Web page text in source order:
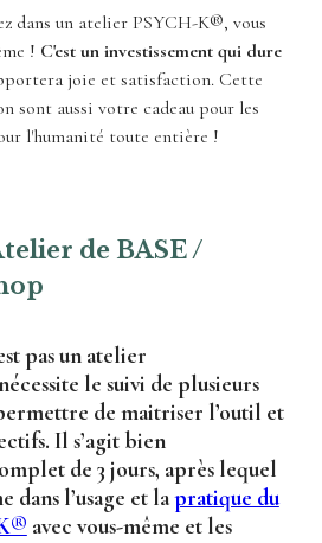
dans un atelier PSYCH-K®, vous
! C'est un investissement qui dure
joie et satisfaction. Cette
sont aussi votre cadeau pour les
l'humanité toute entière !
de BASE /
pas un atelier
le suivi de plusieurs
de maitriser l’outil et
Il s’agit bien
de 3 jours, après lequel
dans l’usage et lapratique du
avec vous-même et les